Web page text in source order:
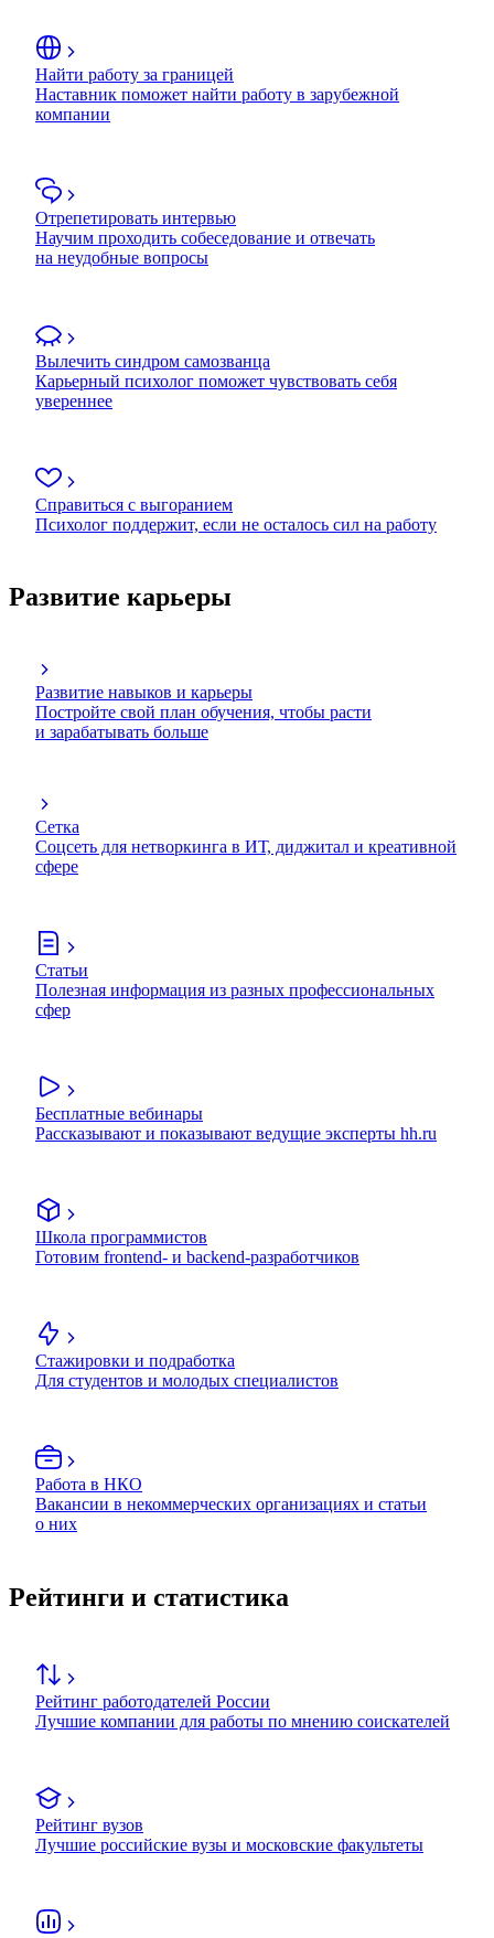
Найти работу за границей
Наставник поможет найти работу в зарубежной
компании
Отрепетировать интервью
Научим проходить собеседование и отвечать
на неудобные вопросы
Вылечить синдром самозванца
Карьерный психолог поможет чувствовать себя
увереннее
Справиться с выгоранием
Психолог поддержит, если не осталось сил на работу
Развитие карьеры
Развитие навыков и карьеры
Постройте свой план обучения, чтобы расти
и зарабатывать больше
Сетка
Соцсеть для нетворкинга в ИТ, диджитал и креативной
сфере
Статьи
Полезная информация из разных профессиональных
сфер
Бесплатные вебинары
Рассказывают и показывают ведущие эксперты hh.ru
Школа программистов
Готовим frontend- и backend-разработчиков
Стажировки и подработка
Для студентов и молодых специалистов
Работа в НКО
Вакансии в некоммерческих организациях и статьи
о них
Рейтинги и статистика
Рейтинг работодателей России
Лучшие компании для работы по мнению соискателей
Рейтинг вузов
Лучшие российские вузы и московские факультеты